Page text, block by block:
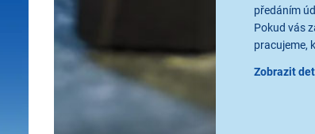
předáním
Pokud vás
pracujeme,
Zobrazit